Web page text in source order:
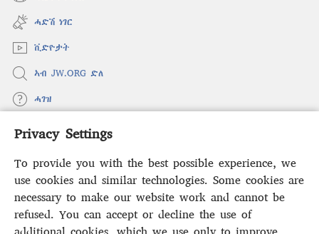
Privacy Settings
To provide you with the best possible experience, we
use cookies and similar technologies. Some cookies are
necessary to make our website work and cannot be
refused. You can accept or decline the use of
additional cookies, which we use only to improve
window)
(opens
new
window)
ሓድሽ ነገር
ቪድዮታት
ኣብ JW.ORG ድለ
ሓገዝ
ወፈያ
(opens
window)
ቤተ መጻሕፍቲ ኢንተርነት ግምቢ ዘብዐኛ
(opens
new
window)JW Hub ®
(opens
new